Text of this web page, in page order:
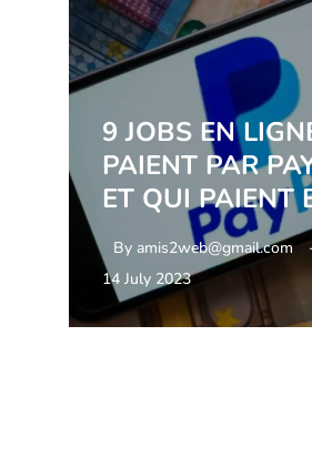
9 JOBS EN
PAIENT PAR
ET QUI PAIENT
By amis2web@gmail.com
14 July 2023